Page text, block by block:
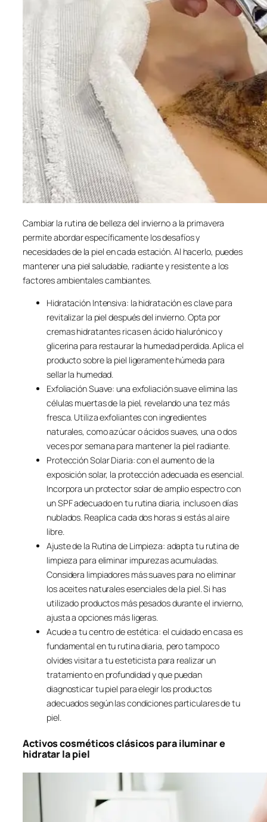
Cambiar la rutina de belleza del invierno a la primavera
permite abordar específicamente los desafíos y
necesidades de la piel en cada estación. Al hacerlo, puedes
mantener una piel saludable, radiante y resistente a los
factores ambientales cambiantes.
Hidratación Intensiva: la hidratación es clave para
revitalizar la piel después del invierno. Opta por
cremas hidratantes ricas en ácido hialurónico y
glicerina para restaurar la humedad perdida. Aplica el
producto sobre la piel ligeramente húmeda para
sellar la humedad.
Exfoliación Suave: una exfoliación suave elimina las
células muertas de la piel, revelando una tez más
fresca. Utiliza exfoliantes con ingredientes
naturales, como azúcar o ácidos suaves, una o dos
veces por semana para mantener la piel radiante.
Protección Solar Diaria: con el aumento de la
exposición solar, la protección adecuada es esencial.
Incorpora un protector solar de amplio espectro con
un SPF adecuado en tu rutina diaria, incluso en días
nublados. Reaplica cada dos horas si estás al aire
libre.
Ajuste de la Rutina de Limpieza: adapta tu rutina de
limpieza para eliminar impurezas acumuladas.
Considera limpiadores más suaves para no eliminar
los aceites naturales esenciales de la piel. Si has
utilizado productos más pesados durante el invierno,
ajusta a opciones más ligeras.
Acude a tu centro de estética: el cuidado en casa es
fundamental en tu rutina diaria, pero tampoco
olvides visitar a tu esteticista para realizar un
tratamiento en profundidad y que puedan
diagnosticar tu piel para elegir los productos
adecuados según las condiciones particulares de tu
piel.
Activos cosméticos clásicos para iluminar e
hidratar la piel